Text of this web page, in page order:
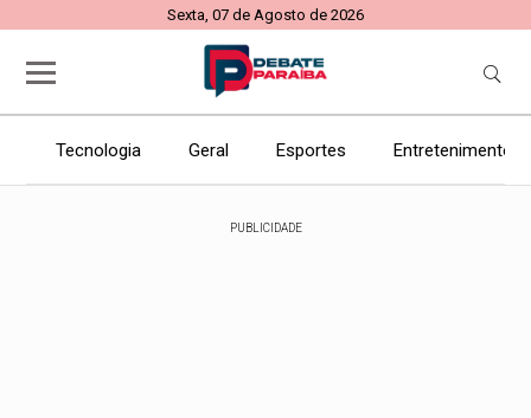
Sexta, 07 de Agosto de 2026
Tecnologia Geral Esportes Entretenimento
PUBLICIDADE